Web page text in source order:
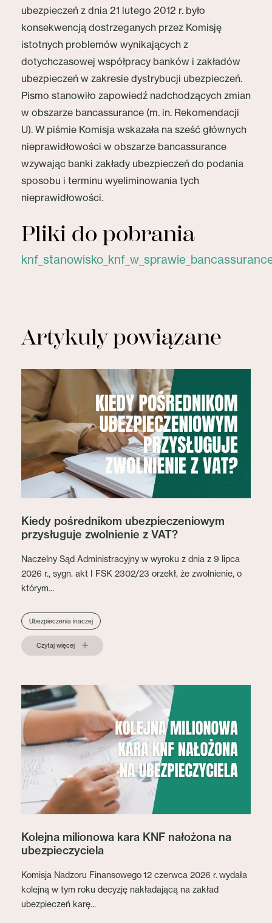
ubezpieczeń z dnia 21 lutego 2012 r. było
konsekwencją dostrzeganych przez Komisję
istotnych problemów wynikających z
dotychczasowej współpracy banków i zakładów
ubezpieczeń w zakresie dystrybucji ubezpieczeń.
Pismo stanowiło zapowiedź nadchodzących zmian
w obszarze bancassurance (m. in. Rekomendacji
U). W piśmie Komisja wskazała na sześć głównych
nieprawidłowości w obszarze bancassurance
wzywając banki zakłady ubezpieczeń do podania
sposobu i terminu wyeliminowania tych
nieprawidłowości.
Pliki do pobrania
Artykuły powiązane
Kiedy pośrednikom ubezpieczeniowym
przysługuje zwolnienie z VAT?
Naczelny Sąd Administracyjny w wyroku z dnia z 9 lipca
2026 r., sygn. akt I FSK 2302/23 orzekł, że zwolnienie, o
którym...
Ubezpieczenia inaczej
Czytaj więcej
Kolejna milionowa kara KNF nałożona na
ubezpieczyciela
Komisja Nadzoru Finansowego 12 czerwca 2026 r. wydała
kolejną w tym roku decyzję nakładającą na zakład
ubezpieczeń karę...